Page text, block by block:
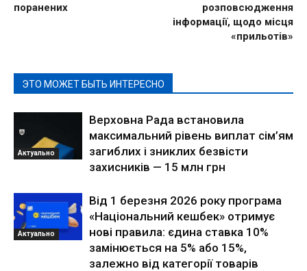
поранених
розповсюдження
інформації, щодо місця
«прильотів»
ЭТО МОЖЕТ БЫТЬ ИНТЕРЕСНО
Актуально
Верховна Рада встановила
максимальний рівень виплат сім’ям
загиблих і зниклих безвісти
захисників — 15 млн грн
Актуально
Від 1 березня 2026 року програма
«Національний кешбек» отримує
нові правила: єдина ставка 10%
замінюється на 5% або 15%,
залежно від категорії товарів